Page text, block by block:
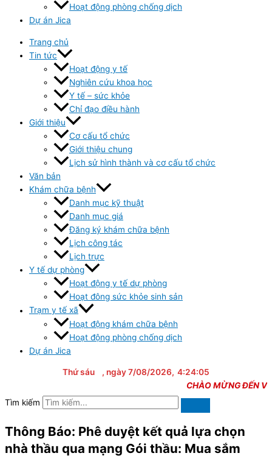
Hoạt động phòng chống dịch
Dự án Jica
Trang chủ
Tin tức
Hoạt động y tế
Nghiên cứu khoa học
Y tế – sức khỏe
Chỉ đạo điều hành
Giới thiệu
Cơ cấu tổ chức
Giới thiệu chung
Lịch sử hình thành và cơ cấu tổ chức
Văn bản
Khám chữa bệnh
Danh mục kỹ thuật
Danh mục giá
Đăng ký khám chữa bệnh
Lịch công tác
Lịch trực
Y tế dự phòng
Hoạt động y tế dự phòng
Hoạt đông sức khỏe sinh sản
Trạm y tế xã
Hoạt động khám chữa bệnh
Hoạt động phòng chống dịch
Dự án Jica
Thứ sáu , ngày 7/08/2026, 4:24:05
CHÀO MỪNG ĐẾN VỚI
Tìm kiếm
Thông Báo: Phê duyệt kết quả lựa chọn
nhà thầu qua mạng Gói thầu: Mua sắm